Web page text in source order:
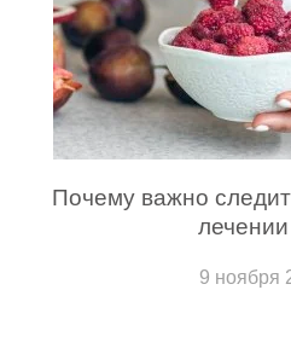
Почему важно
9 ноября